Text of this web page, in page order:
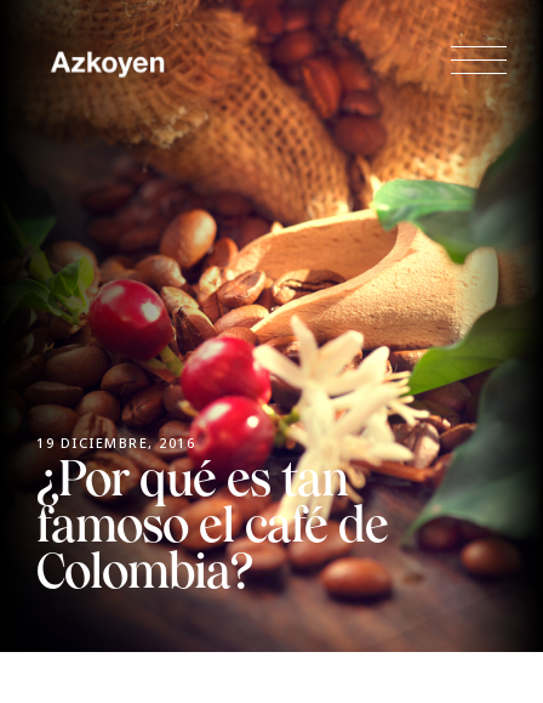
19 DICIEMBRE, 2016
¿Por qué es tan
famoso el café de
Colombia?